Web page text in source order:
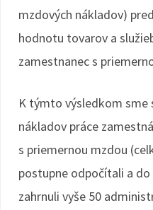
mzdových nákladov)
hodnotu tovarov a
zamestnanec s
K týmto výsledkom sme
nákladov práce
s priemernou mzdou
postupne odpočítali a
zahrnuli vyše 50